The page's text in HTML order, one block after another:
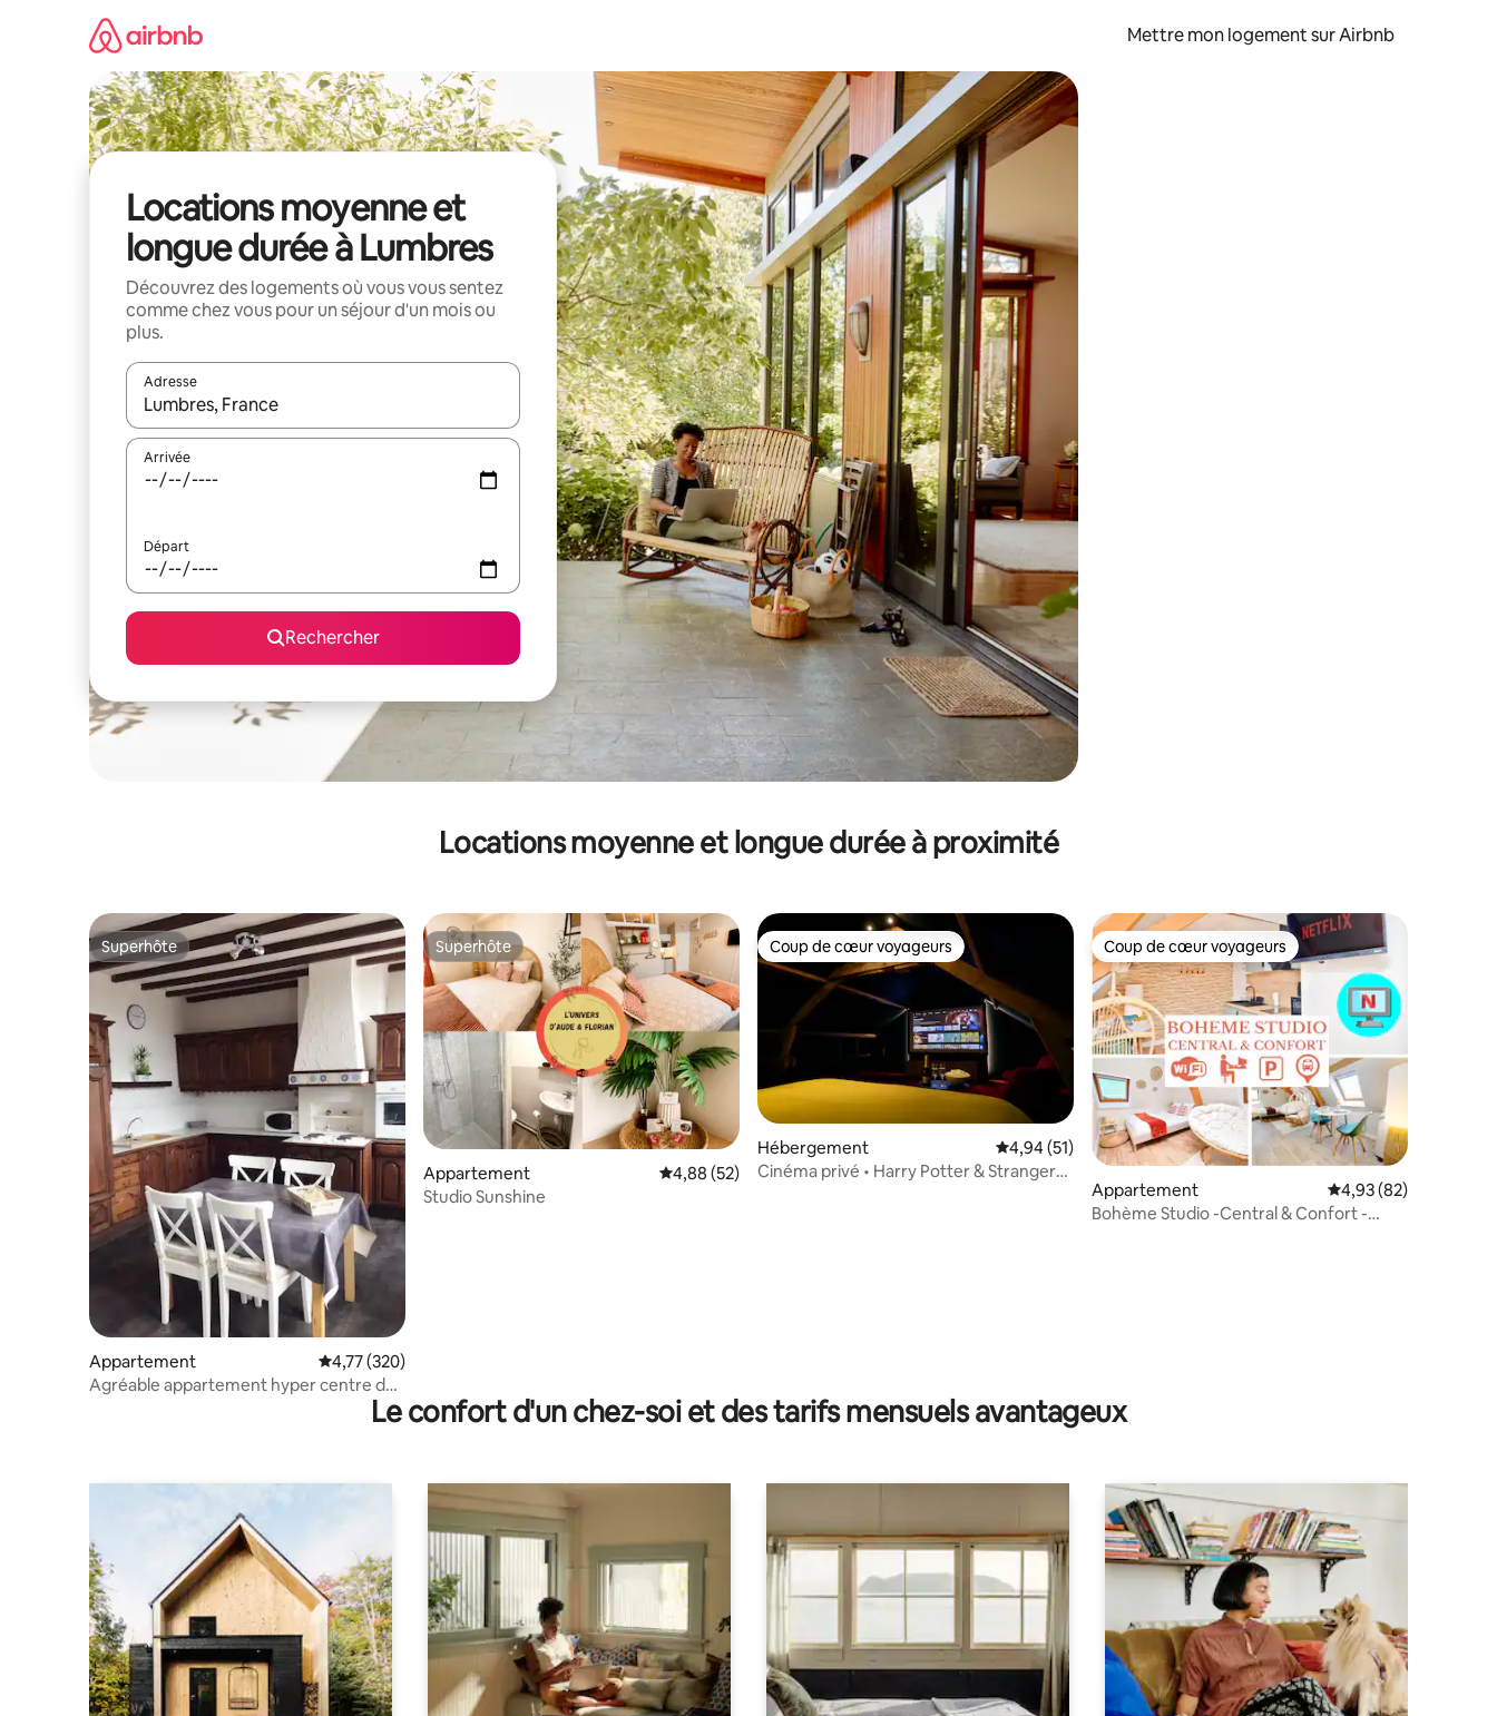
Mettre mon logement sur Airbnb
Locations moyenne et
longue durée à Lumbres
Découvrez des logements où vous vous sentez
comme chez vous pour un séjour d'un mois ou
plus.
Adresse
Lorsque les résultats s'affichent, utilisez les flèches vers le haut et vers le bas pour les parcourir ou en appuyant et en faisant glisser.
Arrivée
Départ
Rechercher
Locations moyenne et longue durée à proximité
Superhôte
Superhôte
Appartement Évaluation moyenne sur la base de 320 commentaires : 4,77 sur 5
4,77 (320)
Agréable appartement hyper centre de
Superhôte
Superhôte
Appartement Évaluation moyenne sur la base de 52 commentaires : 4,88 sur 5
4,88 (52)
Studio Sunshine
Coup de cœur voyageurs
Coup de cœur voyageurs
Hébergement Évaluation moyenne sur la base de 51 commentaires : 4,94 sur 5
4,94 (51)
Cinéma privé • Harry Potter & Stranger
Coup de cœur voyageurs
Coup de cœur voyageurs
Appartement Évaluation moyenne
4,93 (82)
Bohème Studio -Central & Confort -
Le confort d'un chez-soi et des tarifs mensuels avantageux